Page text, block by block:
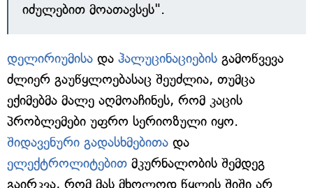
იძულებით მოათავსეს".
დელირიუმისა და ჰალუცინაციების გამოწვევა
ძლიერ გაუწყლოებასაც შეუძლია, თუმცა
ექიმებმა მალე აღმოაჩინეს, რომ კაცის
პრობლემები უფრო სერიოზული იყო.
შიდავენური გადასხმებითა და
ელექტროლიტებით მკურნალობის შემდეგ
გაირკვა, რომ მას მხოლოდ წყლის შიში არ